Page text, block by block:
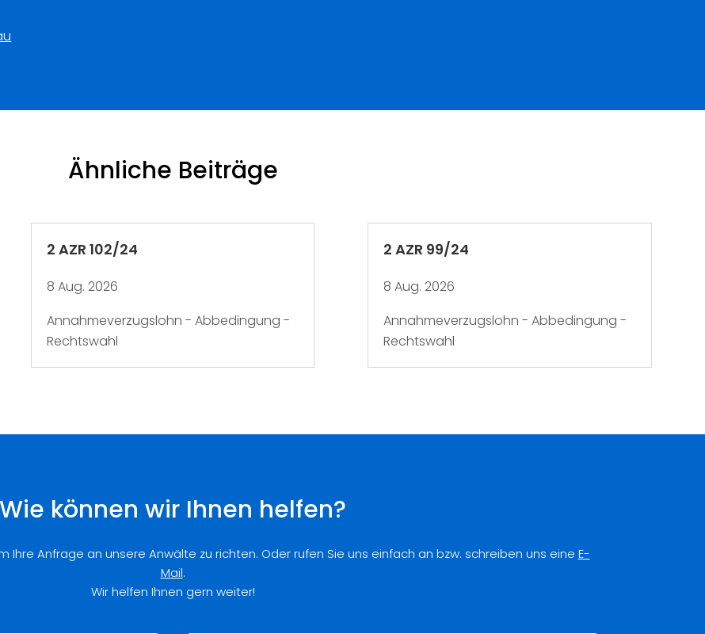
Ähnliche Beiträge
2 AZR 102/24
8 Aug. 2026
Annahmeverzugslohn - Abbedingung -
Rechtswahl
2 AZR 99/24
8 Aug. 2026
Annahmeverzugslohn - Abbedingung -
Rechtswahl
Wie können wir Ihnen helfen?
Ihre Anfrage an unsere Anwälte zu richten. Oder rufen Sie uns einfach an bzw. schreiben uns eine E-
Mail.
Wir helfen Ihnen gern weiter!